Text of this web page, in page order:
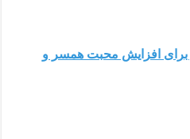
افزایش محبت همسر و